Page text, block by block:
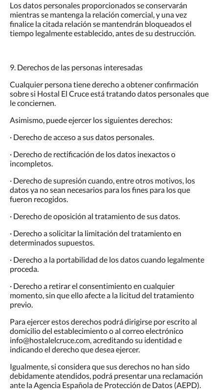
Los datos personales proporcionados se conservarán
mientras se mantenga la relación comercial, y una vez
finalice la citada relación se mantendrán bloqueados el
tiempo legalmente establecido, antes de su destrucción.
9. Derechos de las personas interesadas
Cualquier persona tiene derecho a obtener confirmación
sobre si Hostal El Cruce está tratando datos personales que
le conciernen.
Asimismo, puede ejercer los siguientes derechos:
· Derecho de acceso a sus datos personales.
· Derecho de rectificación de los datos inexactos o
incompletos.
· Derecho de supresión cuando, entre otros motivos, los
datos ya no sean necesarios para los fines para los que
fueron recogidos.
· Derecho de oposición al tratamiento de sus datos.
· Derecho a solicitar la limitación del tratamiento en
determinados supuestos.
· Derecho a la portabilidad de los datos cuando legalmente
proceda.
· Derecho a retirar el consentimiento en cualquier
momento, sin que ello afecte a la licitud del tratamiento
previo.
Para ejercer estos derechos podrá dirigirse por escrito al
domicilio del establecimiento o al correo electrónico
info@hostalelcruce.com, acreditando su identidad e
indicando el derecho que desea ejercer.
Igualmente, si considera que sus derechos no han sido
debidamente atendidos, podrá presentar una reclamación
ante la Agencia Española de Protección de Datos (AEPD).